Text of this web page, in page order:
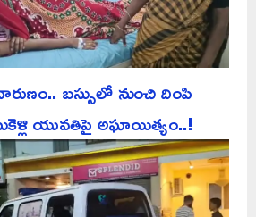
బస్సులో నుంచి దింపి
యువతిపై అఘాయిత్యం..!